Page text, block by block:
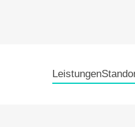
Leistungen